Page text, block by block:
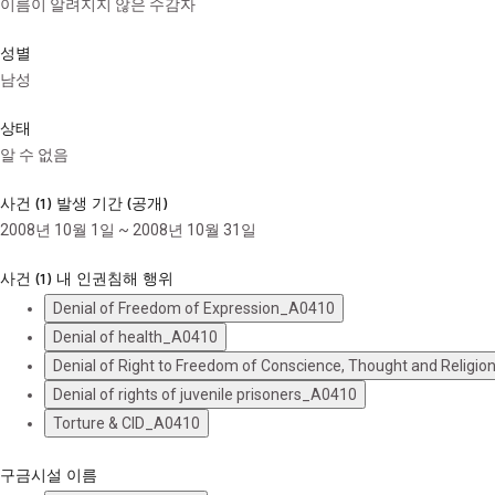
이름이 알려지지 않은 수감자
성별
남성
상태
알 수 없음
사건 (1) 발생 기간 (공개)
2008년 10월 1일 ~ 2008년 10월 31일
사건 (1) 내 인권침해 행위
Denial of Freedom of Expression_A0410
Denial of health_A0410
Denial of Right to Freedom of Conscience, Thought and
Denial of rights of juvenile prisoners_A0410
Torture & CID_A0410
구금시설 이름